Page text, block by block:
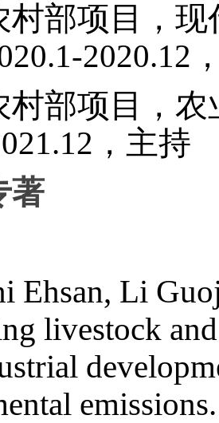
村部项目，
2020.12
村部项目，
，主持
著
Ehsan, Li
livestock